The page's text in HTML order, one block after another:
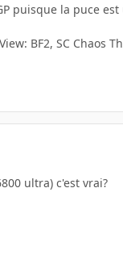
puisque la puce
BF2, SC Chaos
ultra) c'est vrai?